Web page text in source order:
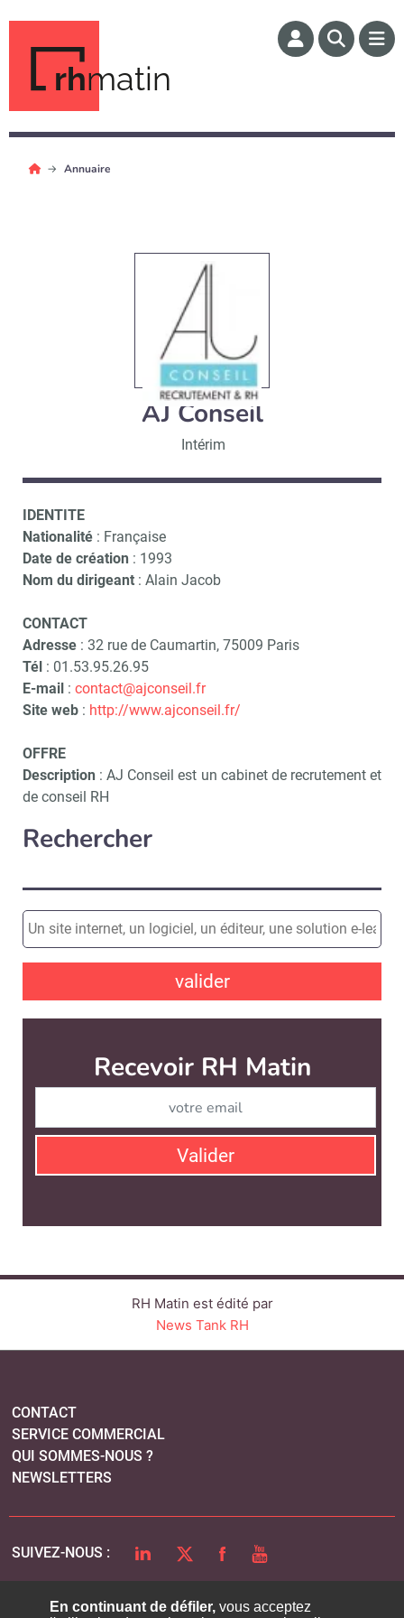
rhmatin
Annuaire
AJ Conseil
Intérim
IDENTITE
Nationalité : Française
Date de création : 1993
Nom du dirigeant : Alain Jacob
CONTACT
Adresse : 32 rue de Caumartin, 75009 Paris
Tél : 01.53.95.26.95
E-mail : contact@ajconseil.fr
Site web : http://www.ajconseil.fr/
OFFRE
Description : AJ Conseil est un cabinet de recrutement et
de conseil RH
Rechercher
valider
Recevoir RH Matin
Valider
RH Matin est édité par
News Tank RH
CONTACT
SERVICE COMMERCIAL
QUI SOMMES-NOUS ?
NEWSLETTERS
SUIVEZ-NOUS : LINKEDINTWITTERFACEBOOK
YOUTUBE
En continuant de défiler,vous acceptez